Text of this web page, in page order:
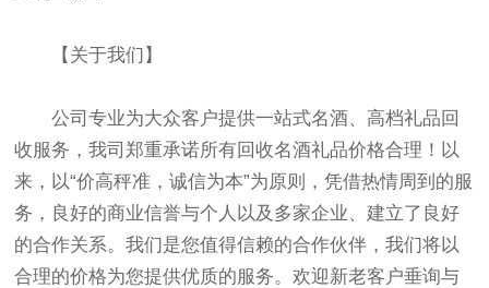
【关于我们】
公司专业为大众客户提供一站式名酒、高档礼品回
收服务，我司郑重承诺所有回收名酒礼品价格合理！以
来，以“价高秤准，诚信为本”为原则，凭借热情周到的服
务，良好的商业信誉与个人以及多家企业、建立了良好
的合作关系。我们是您值得信赖的合作伙伴，我们将以
合理的价格为您提供优质的服务。欢迎新老客户垂询与